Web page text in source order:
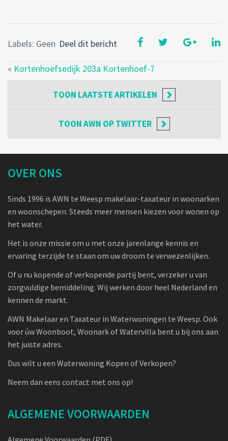
Deel dit bericht
Labels: Geen
« Kortenhoefsedijk 203a Kortenhoef-7
TOON LAATSTE ARTIKELEN
TOONAWN OP TWITTER
OVER ONS
Sinds 1996 is AWN te Weesp makelaar-taxateur in woonarken
en woonschepen. Steeds meer mensen kiezen voor wonen op
het water.
Het is onze missie om u met onze jarenlange kennis en
ervaring terzijde te staan om uw droom te verwezenlijken.
Of u nu kopende of verkopende partij bent, verzeker u van
zorgvuldige bemiddeling. Wij werken door heel Nederland en
kennen de markt.
AWN Makelaar en Taxateur in Waterwoningen te Weesp. Ook
voor úw Woonboot, Woonark of Watervilla bent u bij ons aan
het juiste adres.
Dus wilt u een Waterwoning Kopen of Verkopen?
Neem dan eens contact met ons op!
ALGEMENE VOORWAARDEN